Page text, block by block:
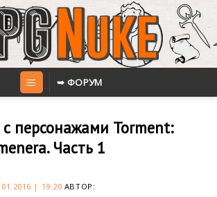
➥ ФОРУМ
персонажами Torment:
Часть 1
| 19:20 АВТОР: